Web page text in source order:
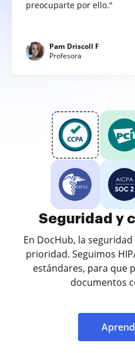
preocuparte por ello."
Pam Driscoll F
Profesora
Seguridad y
En DocHub, la
prioridad. Seguimos
estándares, para que
documentos